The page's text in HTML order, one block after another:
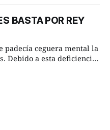
a la pronunciada
en aquel punto.
BASTA POR REY
padecía ceguera mental la
Debido a esta deficiencia,
padecían ninguna